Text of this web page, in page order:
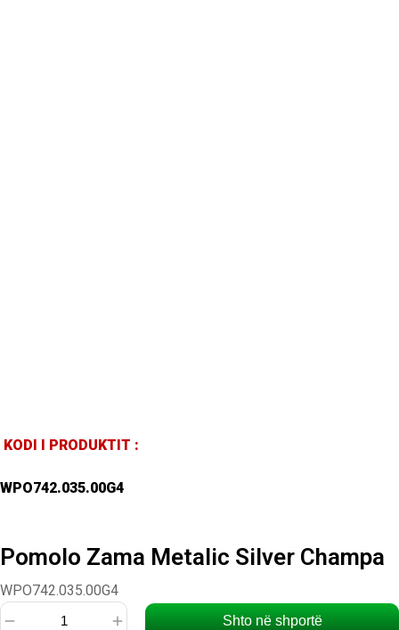
KODI I PRODUKTIT :
WPO742.035.00G4
Pomolo Zama Metalic Silver Champa
WPO742.035.00G4
Shto në shportë